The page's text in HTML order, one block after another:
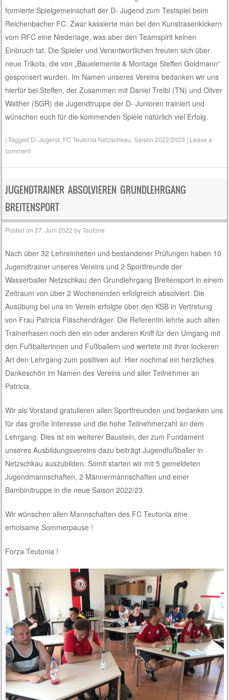
formierte Spielgemeinschaft der D- Jugend zum Testspiel beim
Reichenbacher FC. Zwar kassierte man bei den Kunstrasenkickern
vom RFC eine Niederlage, was aber den Teamspirit keinen
Einbruch tat. Die Spieler und Verantwortlichen freuten sich über
neue Trikots, die von „Bauelemente & Montage Steffen Goldmann“
gesponsert wurden. Im Namen unseres Vereins bedanken wir uns
hierfür bei Steffen, der Zusammen mit Daniel Treibl (TN) und Oliver
Walther (SGR) die Jugendtruppe der D- Junioren trainiert und
wünschen euch für die kommenden Spiele natürlich viel Erfolg.
|Tagged D- Jugend FC Teutonia Netzschkau ,Saison 2022/2023 | Leave a
comment
JUGENDTRAINER ABSOLVIEREN GRUNDLEHRGANG
BREITENSPORT
Posted on27. Juni 2022 byTeutone
Nach über 32 Lehreinheiten und bestandener Prüfungen haben 10
Jugendtrainer unseres Vereins und 2 Sportfreunde der
Wasserballer Netzschkau den Grundlehrgang Breitensport in einem
Zeitraum von über 2 Wochenenden erfolgreich absolviert. Die
Ausübung bei uns im Verein erfolgte über den KSB in Vertretung
von Frau Patricia Fläschendräger. Die Referentin lehrte auch alten
Trainerhasen noch den ein oder anderen Kniff für den Umgang mit
den Fußballerinnen und Fußballern und wertete mit ihrer lockeren
Art den Lehrgang zum positiven auf. Hier nochmal ein herzliches
Dankeschön im Namen des Vereins und aller Teilnehmer an
Patricia.
Wir als Vorstand gratulieren allen Sportfreunden und bedanken uns
für das große Interesse und die hohe Teilnehmerzahl an dem
Lehrgang. Dies ist ein weiterer Baustein, der zum Fundament
unseres Ausbildungsvereins dazu beiträgt Jugendfußballer in
Netzschkau auszubilden. Somit starten wir mit 5 gemeldeten
Jugendmannschaften, 2 Männermannschaften und einer
Bambinitruppe in die neue Saison 2022/23.
Wir wünschen allen Mannschaften des FC Teutonia eine
erholsame Sommerpause !
Forza Teutonia !